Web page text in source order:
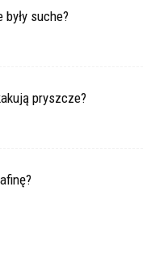
suche?
pryszcze?